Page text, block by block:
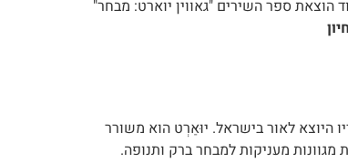
מקוון לכבוד הוצאת ספר השירים "גאווין יוארט: מבחר"
היוצא לאור בישראל. יוּאַרְט הוא משורר
מגוונות מעניקות למבחר ברק ותנופה.